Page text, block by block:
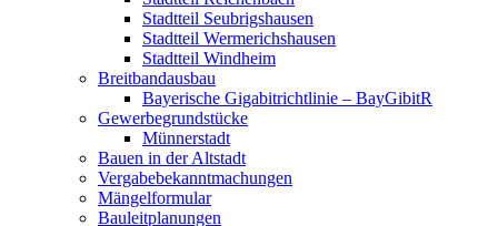
Stadtteil Seubrigshausen
Stadtteil Wermerichshausen
Stadtteil Windheim
Breitbandausbau
Bayerische Gigabitrichtlinie – BayGibitR
Gewerbegrundstücke
Münnerstadt
Bauen in der Altstadt
Vergabebekanntmachungen
Mängelformular
Bauleitplanungen